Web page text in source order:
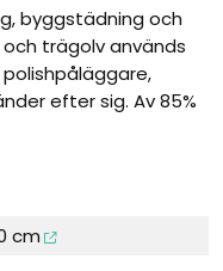
byggstädning och
trägolv används
efter sig. Av 85%
cm